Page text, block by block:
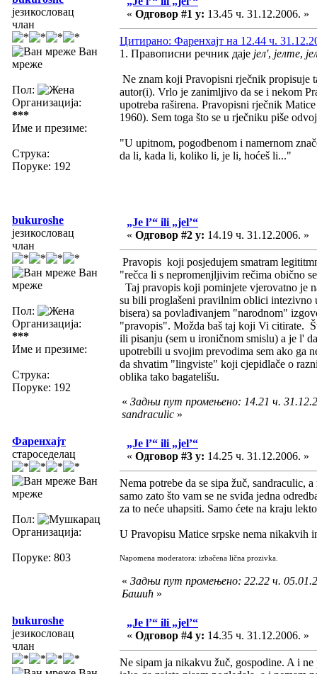
језикословац
члан
Ван
мреже
Пол:
Организација:
***
Име и презиме:
Струка:
Поруке: 192
« Одговор #1 у: 13.45 ч. 31.12.2006. »
Цитирано: Фаренхајт на 12.44 ч.
1. Правописни речник даје јел', јелте,
Ne znam koji Pravopisni rječnik propisuje
autor(i). Vrlo je zanimljivo da se i nekom
upotreba raširena. Pravopisni rječnik
1960). Sem toga što se u rječniku piše
"U upitnom, pogodbenom i namernom
da li, kada li, koliko li, je li, hoćeš li..."
bukuroshe
језикословац
члан
Ван
мреже
Пол:
Организација:
***
Име и презиме:
Струка:
Поруке: 192
„Je l’“ ili „jel’“
« Одговор #2 у: 14.19 ч. 31.12.2006. »
Pravopis koji posjedujem smatram
"rečca li s nepromenjljivim rečima obično
Taj pravopis koji pominjete vjerovatno je
su bili proglašeni pravilnim oblici intezivno
bisera) sa povlađivanjem "narodnom"
"pravopis". Možda baš taj koji Vi citirate.
ili pisanju (sem u ironičnom smislu) a je l'
upotrebili u svojim prevodima sem ako ga
da shvatim "lingviste" koji cjepidlače o
oblika tako bagatelišu.
« Задњи пут промењено: 14.21 ч.
sandraculic »
Фаренхајт
староседелац
Ван
мреже
Пол:
Организација:
Поруке: 803
„Je l’“ ili „jel’“
« Одговор #3 у: 14.25 ч. 31.12.2006. »
Nema potrebe da se sipa žuč,
samo zato što vam se ne sviđa jedna
za to neće uhapsiti. Samo ćete na kraju
U Pravopisu Matice srpske nema nikakvih
Napomena moderatora: izbačena lična prozivka.
« Задњи пут промењено: 22.22 ч.
Башић »
bukuroshe
језикословац
члан
„Je l’“ ili „jel’“
« Одговор #4 у: 14.35 ч. 31.12.2006. »
Ne sipam ja nikakvu žuč, gospodine. A i